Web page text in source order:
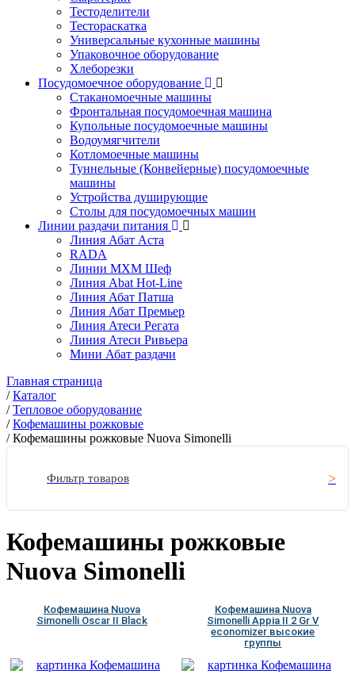
Тестоделители
Тестораскатка
Универсальные кухонные машины
Упаковочное оборудование
Хлеборезки
Посудомоечное оборудование
Стаканомоечные машины
Фронтальная посудомоечная машина
Купольные посудомоечные машины
Водоумягчители
Котломоечные машины
Туннельные (Конвейерные) посудомоечные
машины
Устройства душирующие
Столы для посудомоечных машин
Линии раздачи питания
Линия Абат Аста
RADA
Линии МХМ Шеф
Линия Abat Hot-Line
Линия Абат Патша
Линия Абат Премьер
Линия Атеси Регата
Линия Атеси Ривьера
Мини Абат раздачи
Главная страница
/Каталог
/Тепловое оборудование
/Кофемашины рожковые
/Кофемашины рожковые Nuova Simonelli
Фильтр товаров
Кофемашины рожковые
Nuova Simonelli
Кофемашина Nuova
Simonelli Oscar II Black
Кофемашина Nuova
Simonelli Appia II 2 Gr V
economizer высокие
группы